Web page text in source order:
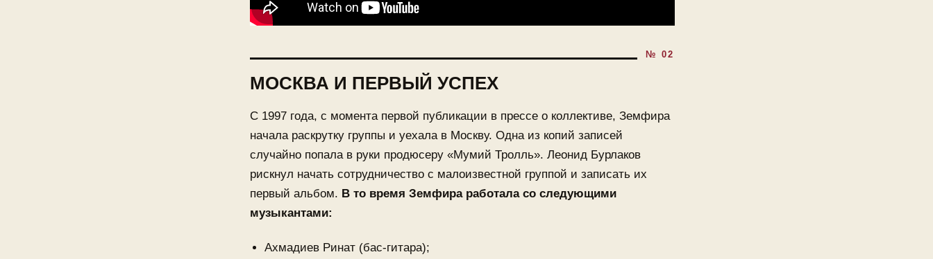
МОСКВА И ПЕРВЫЙ УСПЕХ
С 1997 года, с момента первой публикации в прессе о коллективе, Земфира
начала раскрутку группы и уехала в Москву. Одна из копий записей
случайно попала в руки продюсеру «Мумий Тролль». Леонид Бурлаков
рискнул начать сотрудничество с малоизвестной группой и записать их
первый альбом. В то время Земфира работала со следующими
музыкантами:
Ахмадиев Ринат (бас-гитара);